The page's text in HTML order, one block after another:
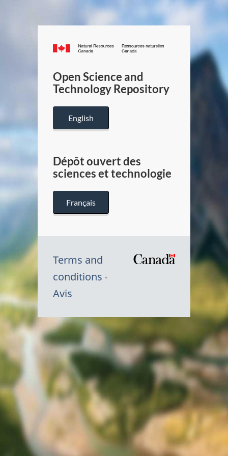
Canada.ca
/
Canada
Open Science and
Technology Repository
English
Dépôt ouvert des
sciences et technologie
Français
Terms and
conditions
Avis
Canada